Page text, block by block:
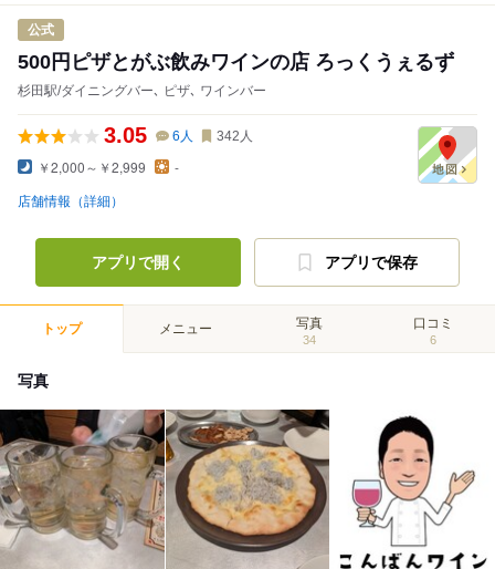
公式
500円ピザとがぶ飲みワインの店 ろっくうぇるず
杉田駅/ダイニングバー､ ピザ､ ワインバー
3.05 6 人 342 人
￥2,000～￥2,999 -
店舗情報（詳細）
アプリで開く アプリで保存
トップ メニュー 写真
34
口コミ
6
写真